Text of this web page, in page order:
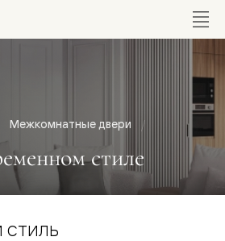
Межкомнатные двери
стиле